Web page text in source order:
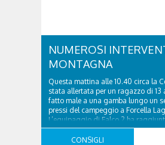
NUMEROSI
MONTAGNA
Questa mattina alle 10.40 circa la
stata allertata per un ragazzo di 13
fatto male a una gamba lungo un
pressi del campeggio a Forcella
L’equipaggio di Falco 2 ha
vicentino di Dueville e, con il
volontario del ..
CONSIGLI